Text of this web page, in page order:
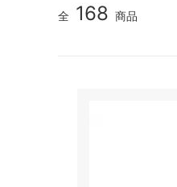
全 168 商品